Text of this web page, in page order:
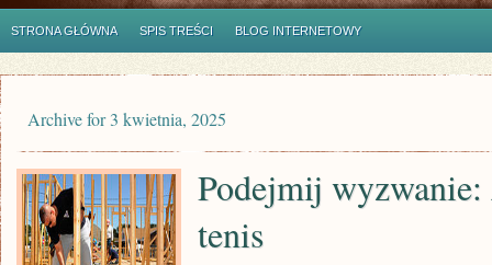
STRONA GŁÓWNA SPIS TREŚCI BLOG INTERNETOWY
Archive for 3 kwietnia, 2025
Podejmij
tenis